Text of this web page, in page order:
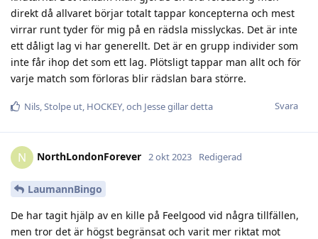
direkt då allvaret börjar totalt tappar koncepterna och mest
virrar runt tyder för mig på en rädsla misslyckas. Det är inte
ett dåligt lag vi har generellt. Det är en grupp individer som
inte får ihop det som ett lag. Plötsligt tappar man allt och för
varje match som förloras blir rädslan bara större.
Svara
Nils,Stolpe ut, HOCKEY, och Jessegillar detta
N NorthLondonForever 2 okt 2023 Redigerad
LaumannBingo
De har tagit hjälp av en kille på Feelgood vid några tillfällen,
men tror det är högst begränsat och varit mer riktat mot